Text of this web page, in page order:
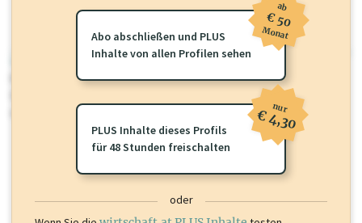
wirtschaft.at PLUS
Für dieses Profil gibt es zusätzlichewirtschaft.at PLUS Inhalte
Sie momentan nicht einsehen können. Schalten Sie dieses Profil frei
oder loggen Sie sich ein um diese Inhalte zu sehen.
Abo abschließen und PLUS
Inhalte von allen Profilen sehen
ab
€ 50
Monat
PLUS Inhalte dieses Profils
für 48 Stunden freischalten
nur
€ 4,30
oder